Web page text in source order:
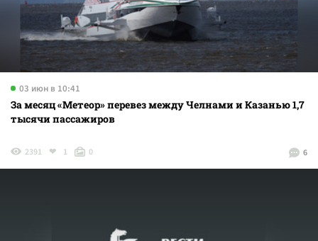
03 июн в 10:41
За месяц «Метеор» перевез между Челнами и Казанью 1,7
тысячи пассажиров
6
2391 1 0